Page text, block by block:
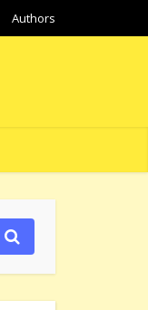
Authors